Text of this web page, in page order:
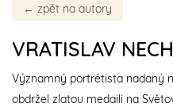
← zpět na autory
VRATISLAV
Významný portrétista nadaný
obdržel zlatou medaili na